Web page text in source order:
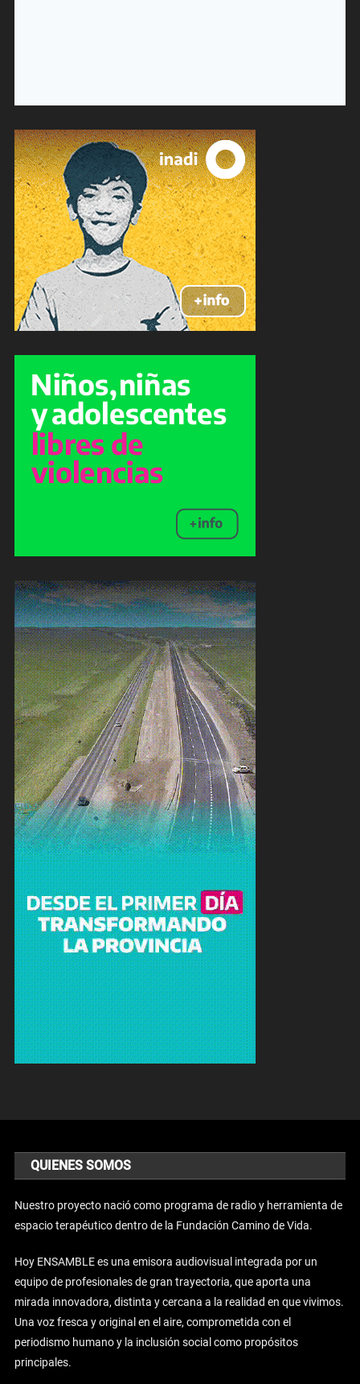
QUIENES SOMOS
Nuestro proyecto nació como programa de radio y herramienta de
espacio terapéutico dentro de la Fundación Camino de Vida.
Hoy ENSAMBLE es una emisora audiovisual integrada por un
equipo de profesionales de gran trayectoria, que aporta una
mirada innovadora, distinta y cercana a la realidad en que vivimos.
Una voz fresca y original en el aire, comprometida con el
periodismo humano y la inclusión social como propósitos
principales.